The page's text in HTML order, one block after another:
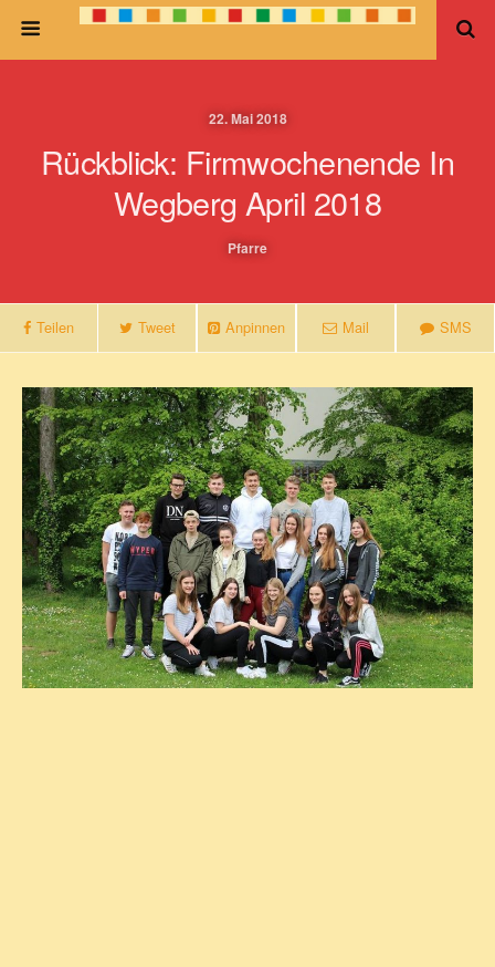
22. Mai 2018
Rückblick: Firmwochenende In
Wegberg April 2018
Pfarre
Teilen Tweet Anpinnen Mail SMS